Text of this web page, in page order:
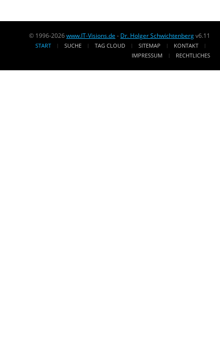
© 1996-2026www.IT-Visions.de - Dr. Holger Schwichtenbergv6.11
START SUCHE TAG CLOUD SITEMAP
KONTAKT
IMPRESSUM
RECHTLICHES